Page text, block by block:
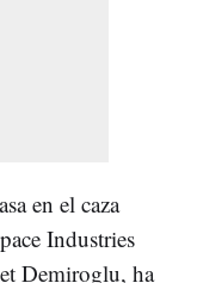
en el caza
Industries
Demiroglu, ha